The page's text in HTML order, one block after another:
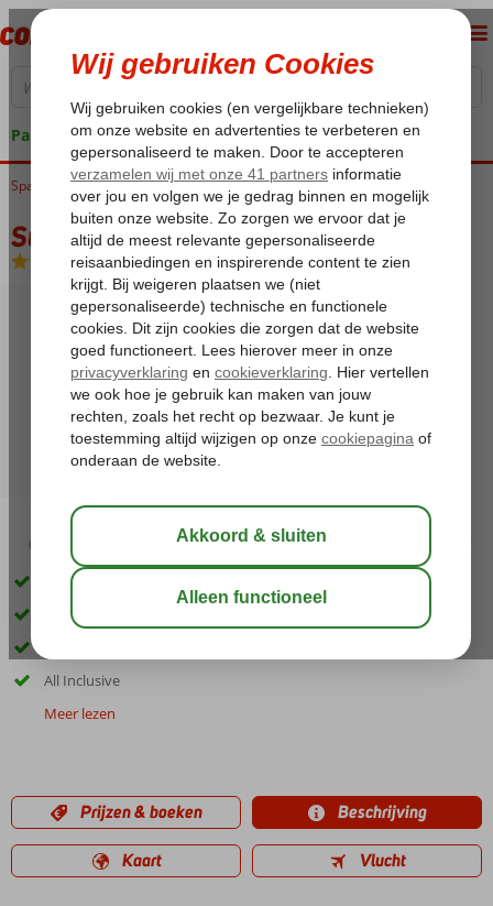
Pakketgarantie
Home
Spanje Costa Brava Lloret de Mar Sun Beach Hotel
Sun Beach Hotel
Halfpension-Hotel
02:40 aug 28°C
Net gerenoveerd
Centrum en strand op ca. 150 meter!
All Inclusive
Meer lezen
Prijzen & boeken Beschrijving
Kaart Vlucht